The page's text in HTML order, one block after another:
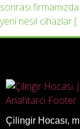
sonrası
yeni nesil cihazlar
Çilingir Hocası,